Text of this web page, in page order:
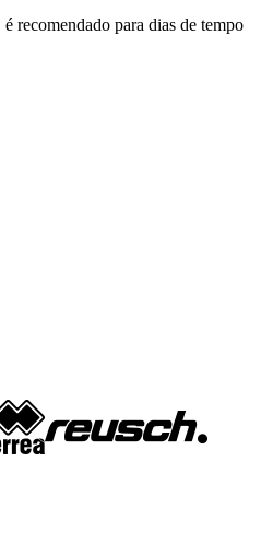
recomendado para dias de tempo